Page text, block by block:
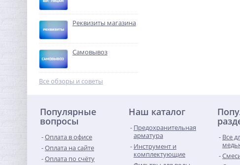
Кран шаровый с
электроприводом Neptun
Profi 12В 1/2"
23 568,00 руб.
-68%
Реквизиты магазина
Самовывоз
Все обзоры и советы
Популярные
вопросы
Оплата в офисе
Оплата на сайте
Оплата по счёту
Наш каталог
Предохранительная
арматура
Инструмент и
комплектующие
Все